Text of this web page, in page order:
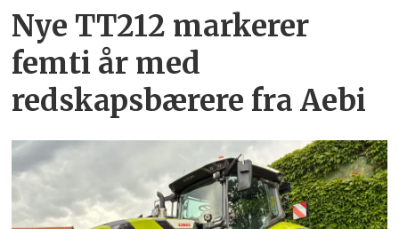
Nye TT212 markerer
femti år­ med
redskapsbærere fra Aebi